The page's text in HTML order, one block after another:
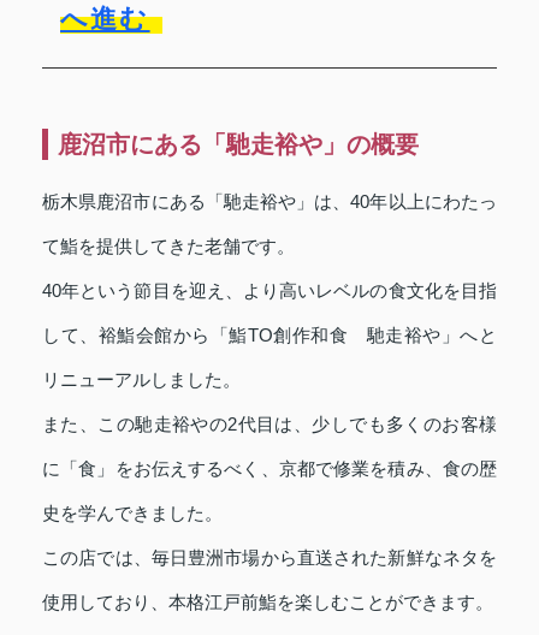
へ進む
鹿沼市にある「馳走裕や」の概要
栃木県鹿沼市にある「馳走裕や」は、40年以上にわたっ
て鮨を提供してきた老舗です。
40年という節目を迎え、より高いレベルの食文化を目指
して、裕鮨会館から「鮨TO創作和食 馳走裕や」へと
リニューアルしました。
また、この馳走裕やの2代目は、少しでも多くのお客様
に「食」をお伝えするべく、京都で修業を積み、食の歴
史を学んできました。
この店では、毎日豊洲市場から直送された新鮮なネタを
使用しており、本格江戸前鮨を楽しむことができます。